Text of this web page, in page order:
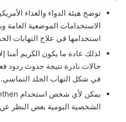
توضح هيئة الدواء والغذاء
الاستخدامات الموضعية العامة
استخدامها في علاج التهابات
لذلك عادة ما يكون الكريم أمنا
حالات نادرة نتيجة حدوث ردود
في شكل التهاب الجلد التماسي.
الشخصية اليومية بغض النظر